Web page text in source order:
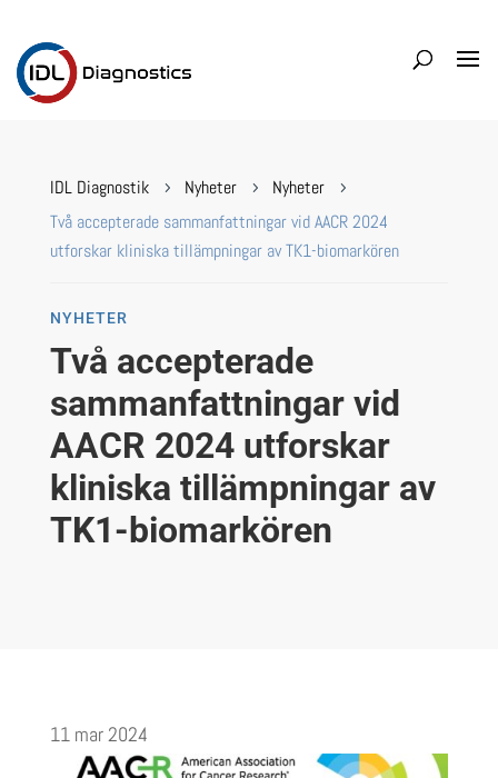
IDL Diagnostik 5 Nyheter 5 Nyheter 5
Två accepterade sammanfattningar vid AACR 2024
utforskar kliniska tillämpningar av TK1-biomarkören
NYHETER
Två accepterade
sammanfattningar vid
AACR 2024 utforskar
kliniska tillämpningar av
TK1-biomarkören
11 mar 2024